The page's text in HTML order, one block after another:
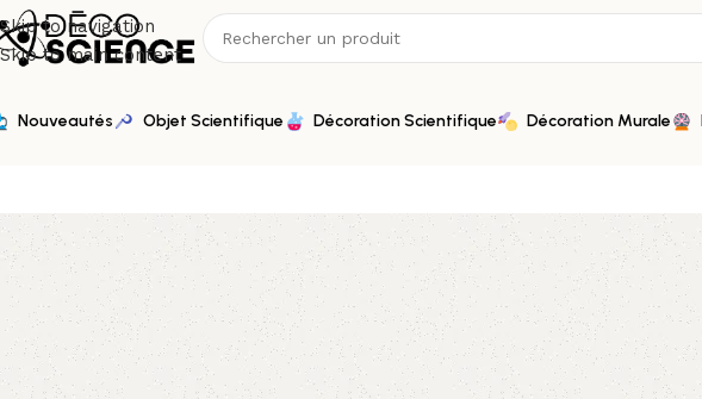
Skip to navigation
Skip to main content
Nouveautés Objet Scientifique Décoration Scientifique Décoration Murale